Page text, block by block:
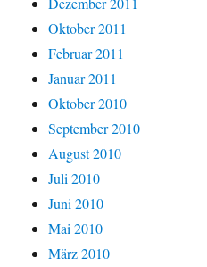
Oktober 2011
Februar 2011
Januar 2011
Oktober 2010
September 2010
August 2010
Juli 2010
Juni 2010
Mai 2010
März 2010